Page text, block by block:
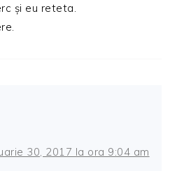
și eu reteta.
30, 2017 la ora 9:04 am